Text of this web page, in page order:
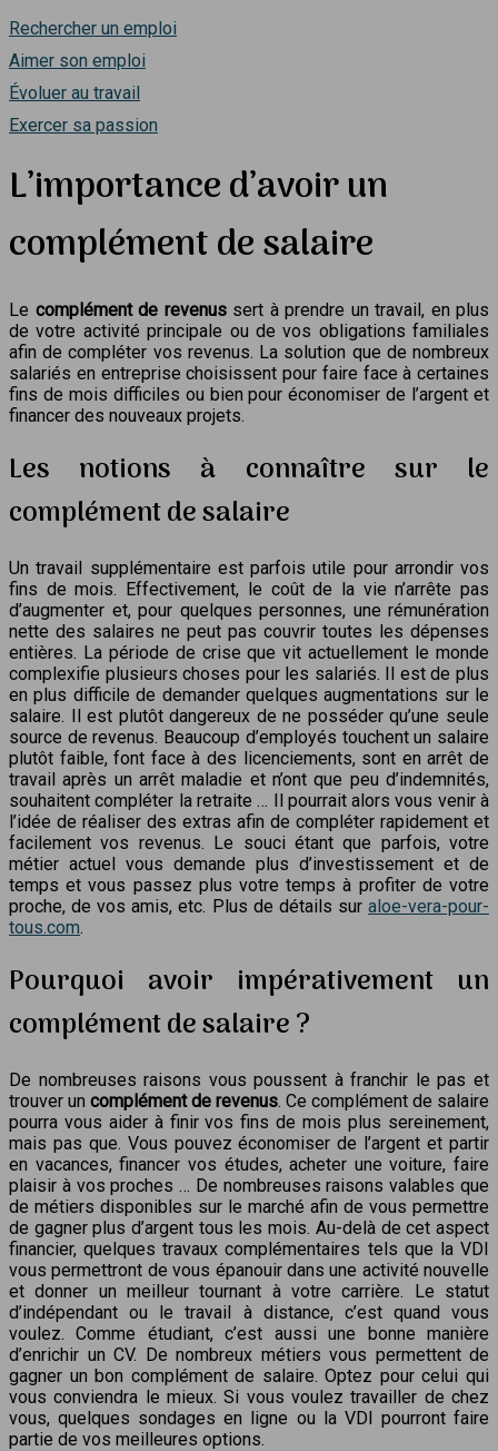
Rechercher un emploi
Aimer son emploi
Évoluer au travail
Exercer sa passion
L’importance d’avoir un
complément de salaire
Le complément de revenussert à prendre un travail, en plus
de votre activité principale ou de vos obligations familiales
afin de compléter vos revenus. La solution que de nombreux
salariés en entreprise choisissent pour faire face à certaines
fins de mois difficiles ou bien pour économiser de l’argent et
financer des nouveaux projets.
Les notions à connaître sur le
complément de salaire
Un travail supplémentaire est parfois utile pour arrondir vos
fins de mois. Effectivement, le coût de la vie n’arrête pas
d’augmenter et, pour quelques personnes, une rémunération
nette des salaires ne peut pas couvrir toutes les dépenses
entières. La période de crise que vit actuellement le monde
complexifie plusieurs choses pour les salariés. Il est de plus
en plus difficile de demander quelques augmentations sur le
salaire. Il est plutôt dangereux de ne posséder qu’une seule
source de revenus. Beaucoup d’employés touchent un salaire
plutôt faible, font face à des licenciements, sont en arrêt de
travail après un arrêt maladie et n’ont que peu d’indemnités,
souhaitent compléter la retraite … Il pourrait alors vous venir à
l’idée de réaliser des extras afin de compléter rapidement et
facilement vos revenus. Le souci étant que parfois, votre
métier actuel vous demande plus d’investissement et de
temps et vous passez plus votre temps à profiter de votre
proche, de vos amis, etc. Plus de détails sur aloe-vera-pour-
tous.com.
Pourquoi avoir impérativement un
complément de salaire ?
De nombreuses raisons vous poussent à franchir le pas et
trouver un complément de revenus. Ce complément de salaire
pourra vous aider à finir vos fins de mois plus sereinement,
mais pas que. Vous pouvez économiser de l’argent et partir
en vacances, financer vos études, acheter une voiture, faire
plaisir à vos proches … De nombreuses raisons valables que
de métiers disponibles sur le marché afin de vous permettre
de gagner plus d’argent tous les mois. Au-delà de cet aspect
financier, quelques travaux complémentaires tels que la VDI
vous permettront de vous épanouir dans une activité nouvelle
et donner un meilleur tournant à votre carrière. Le statut
d’indépendant ou le travail à distance, c’est quand vous
voulez. Comme étudiant, c’est aussi une bonne manière
d’enrichir un CV. De nombreux métiers vous permettent de
gagner un bon complément de salaire. Optez pour celui qui
vous conviendra le mieux. Si vous voulez travailler de chez
vous, quelques sondages en ligne ou la VDI pourront faire
partie de vos meilleures options.